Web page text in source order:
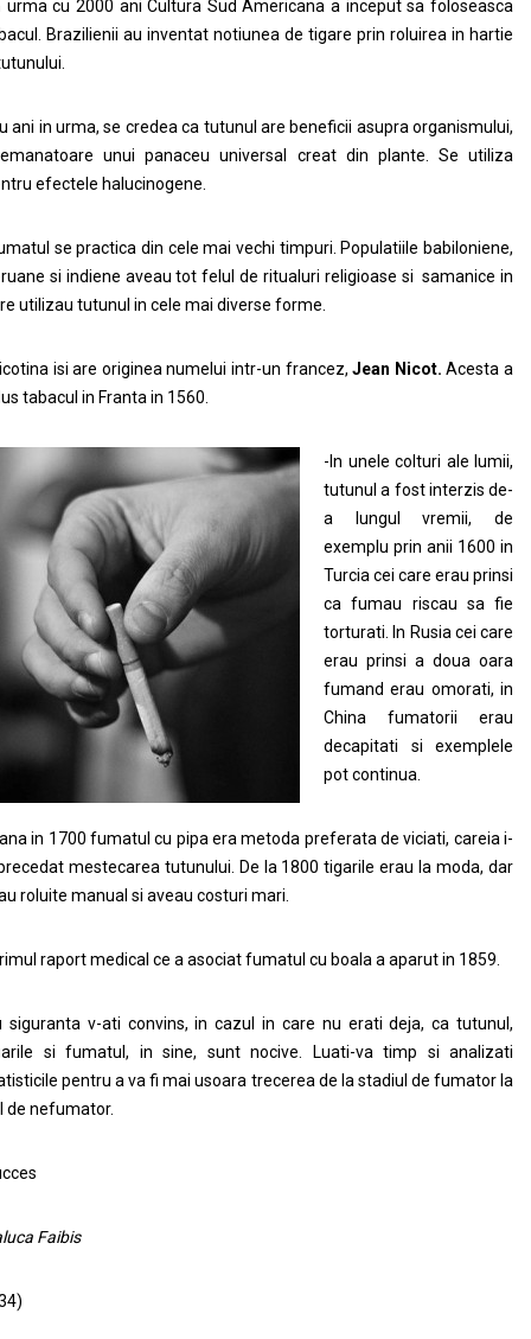
urma cu 2000 ani Cultura Sud Americana a inceput sa foloseasca
Brazilienii au inventat notiunea de tigare prin roluirea in hartie
ani in urma, se credea ca tutunul are beneficii asupra organismului,
unui panaceu universal creat din plante. Se utiliza
efectele halucinogene.
se practica din cele mai vechi timpuri. Populatiile babiloniene,
si indiene aveau tot felul de ritualuri religioase si samanice in
utilizau tutunul in cele mai diverse forme.
isi are originea numelui intr-un francez,Jean Nicot. Acesta a
tabacul in Franta in 1560.
-In unele colturi ale lumii,
tutunul a fost interzis de-
a lungul vremii, de
exemplu prin anii 1600 in
Turcia cei care erau prinsi
ca fumau riscau sa fie
torturati. In Rusia cei care
erau prinsi a doua oara
fumand erau omorati, in
China fumatorii erau
decapitati si exemplele
pot continua.
in 1700 fumatul cu pipa era metoda preferata de viciati, careia i-
mestecarea tutunului. De la 1800 tigarile erau la moda, dar
roluite manual si aveau costuri mari.
raport medical ce a asociat fumatul cu boala a aparut in 1859.
siguranta v-ati convins, in cazul in care nu erati deja, ca tutunul,
si fumatul, in sine, sunt nocive. Luati-va timp si analizati
pentru a va fi mai usoara trecerea de la stadiul de fumator la
de nefumator.
Faibis